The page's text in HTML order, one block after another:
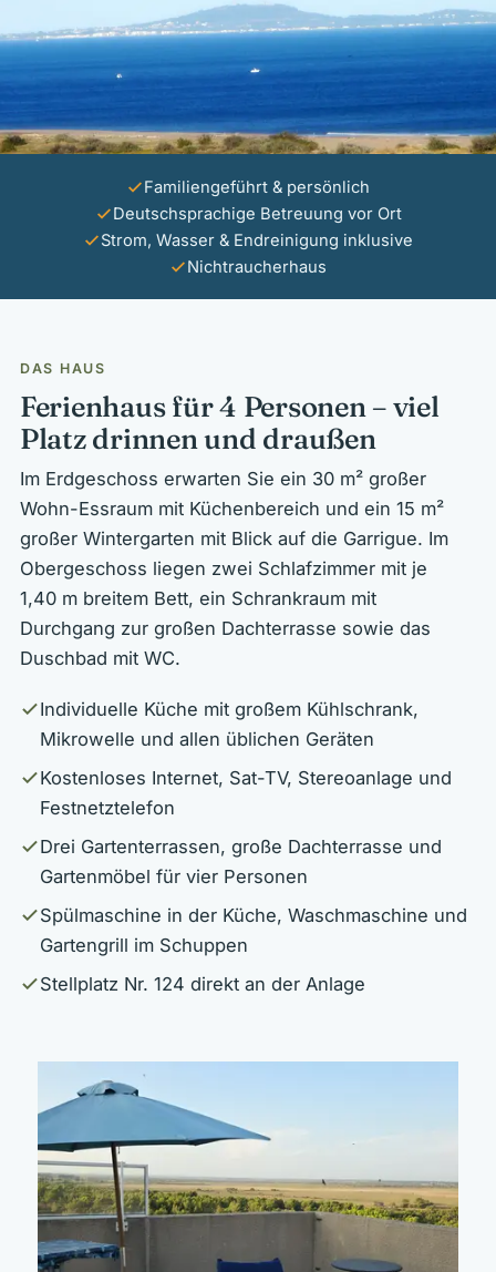
Familiengeführt & persönlich
Deutschsprachige Betreuung vor Ort
Strom, Wasser & Endreinigung inklusive
Nichtraucherhaus
DAS HAUS
Ferienhaus für 4 Personen – viel
Platz drinnen und draußen
Im Erdgeschoss erwarten Sie ein 30 m² großer
Wohn-Essraum mit Küchenbereich und ein 15 m²
großer Wintergarten mit Blick auf die Garrigue. Im
Obergeschoss liegen zwei Schlafzimmer mit je
1,40 m breitem Bett, ein Schrankraum mit
Durchgang zur großen Dachterrasse sowie das
Duschbad mit WC.
Individuelle Küche mit großem Kühlschrank,
Mikrowelle und allen üblichen Geräten
Kostenloses Internet, Sat-TV, Stereoanlage und
Festnetztelefon
Drei Gartenterrassen, große Dachterrasse und
Gartenmöbel für vier Personen
Spülmaschine in der Küche, Waschmaschine und
Gartengrill im Schuppen
Stellplatz Nr. 124 direkt an der Anlage